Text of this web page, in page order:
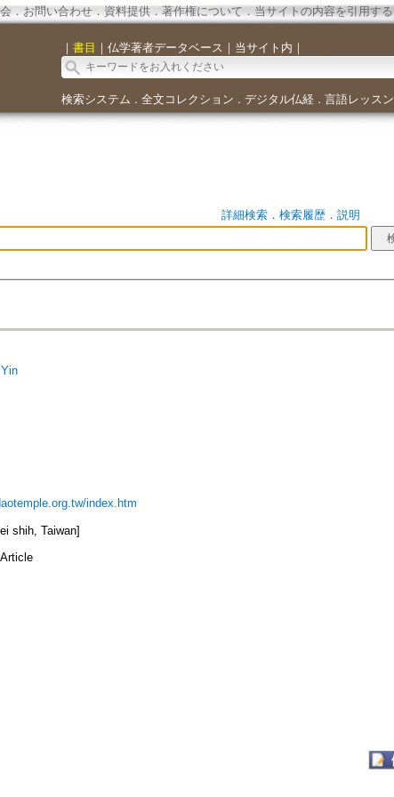
． お問い合わせ． 資料提供． 著作権について．当サイトの内容を引用する
｜ 書目 ｜ 仏学著者データベース ｜ 当サイト内 ｜
検索システム ． 全文コレクション ． デジタル仏経． 言語レッスン
詳細検索． 検索履歴． 説明
index.htm
shih, Taiwan]